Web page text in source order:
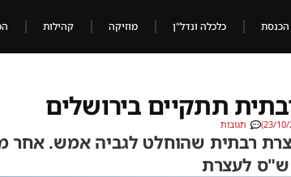
הכנסת כלכלה ונדל"ן מוזיקה קהילות
תתקיים בירושלים
תגובות
רבתית שהוחלט לגביה אמש. אחר
ש"ס לעצרת